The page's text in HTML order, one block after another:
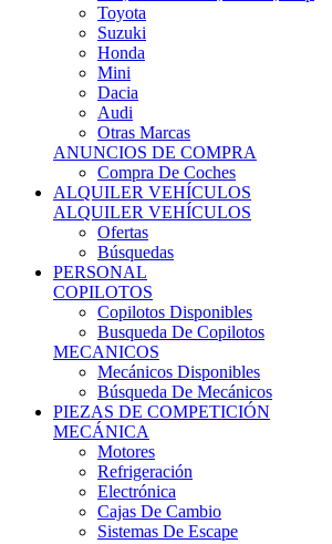
Suzuki
Honda
Mini
Dacia
Audi
Otras Marcas
ANUNCIOS DE COMPRA
Compra De Coches
ALQUILER VEHÍCULOS
ALQUILER VEHÍCULOS
Ofertas
Búsquedas
PERSONAL
COPILOTOS
Copilotos Disponibles
Busqueda De Copilotos
MECANICOS
Mecánicos Disponibles
Búsqueda De Mecánicos
PIEZAS DE COMPETICIÓN
MECÁNICA
Motores
Refrigeración
Electrónica
Cajas De Cambio
Sistemas De Escape
Carrocería